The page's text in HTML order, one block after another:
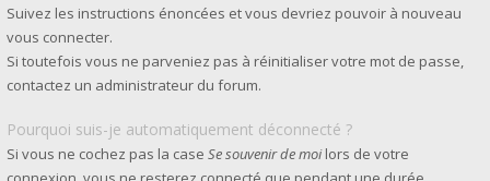
Suivez les instructions énoncées et vous devriez pouvoir à nouveau
vous connecter.
Si toutefois vous ne parveniez pas à réinitialiser votre mot de passe,
contactez un administrateur du forum.
Pourquoi suis-je automatiquement déconnecté ?
Si vous ne cochez pas la case Se souvenir de moilors de votre